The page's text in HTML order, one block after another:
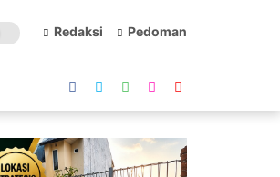
Redaksi Pedoman